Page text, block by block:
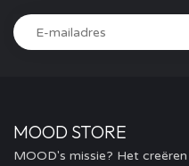
MOOD STORE
MOOD's missie? Het